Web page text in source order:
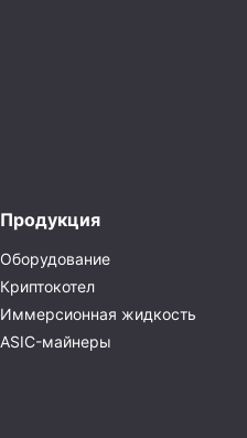
Продукция
Оборудование
Криптокотел
Иммерсионная жидкость
ASIC-майнеры